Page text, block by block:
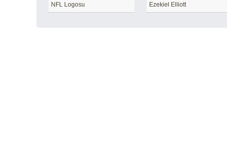
NFL Logosu Ezekiel Elliott